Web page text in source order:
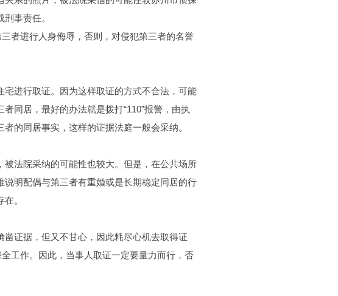
事责任。
者进行人身侮辱，否则，对侵犯第三者的名誉
进行取证。因为这样取证的方式不合法，可能
同居，最好的办法就是拨打“110”报警，由执
的同居事实，这样的证据法庭一般会采纳。
法院采纳的可能性也较大。但是，在公共场所
明配偶与第三者有重婚或是长期稳定同居的行
。
证据，但又不甘心，因此耗尽心机去取得证
工作。因此，当事人取证一定要量力而行，否